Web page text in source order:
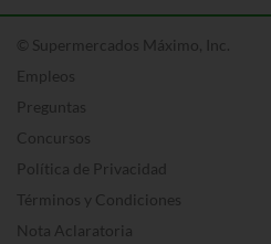
© Supermercados Máximo, Inc.
Empleos
Preguntas
Concursos
Política de Privacidad
Términos y Condiciones
Nota Aclaratoria